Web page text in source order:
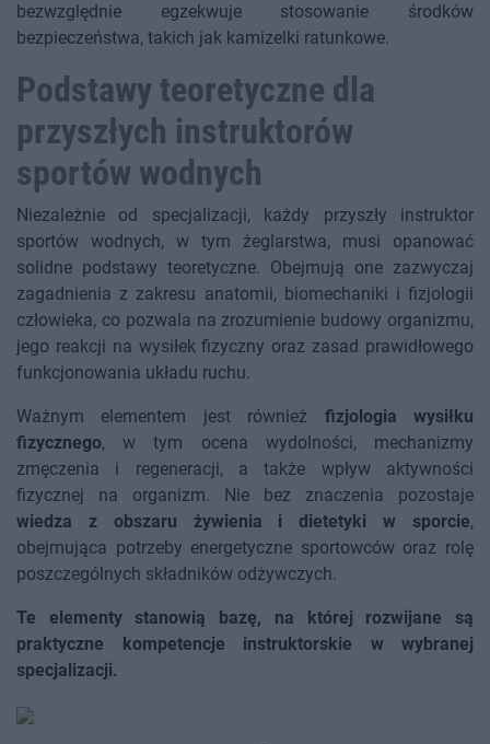
bezwzględnie egzekwuje stosowanie środków
bezpieczeństwa, takich jak kamizelki ratunkowe.
Podstawy teoretyczne dla
przyszłych instruktorów
sportów wodnych
Niezależnie od specjalizacji, każdy przyszły instruktor
sportów wodnych, w tym żeglarstwa, musi opanować
solidne podstawy teoretyczne. Obejmują one zazwyczaj
zagadnienia z zakresu anatomii, biomechaniki i fizjologii
człowieka, co pozwala na zrozumienie budowy organizmu,
jego reakcji na wysiłek fizyczny oraz zasad prawidłowego
funkcjonowania układu ruchu.
Ważnym elementem jest również fizjologia wysiłku
fizycznego, w tym ocena wydolności, mechanizmy
zmęczenia i regeneracji, a także wpływ aktywności
fizycznej na organizm. Nie bez znaczenia pozostaje
wiedza z obszaru żywienia i dietetyki w sporcie,
obejmująca potrzeby energetyczne sportowców oraz rolę
poszczególnych składników odżywczych.
Te elementy stanowią bazę, na której rozwijane są
praktyczne kompetencje instruktorskie w wybranej
specjalizacji.